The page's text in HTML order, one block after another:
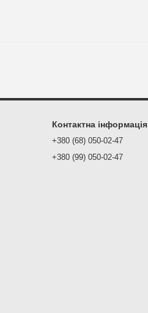
Контактна інформація
+380 (68) 050-02-47
+380 (99) 050-02-47